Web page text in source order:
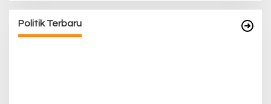
Politik Terbaru